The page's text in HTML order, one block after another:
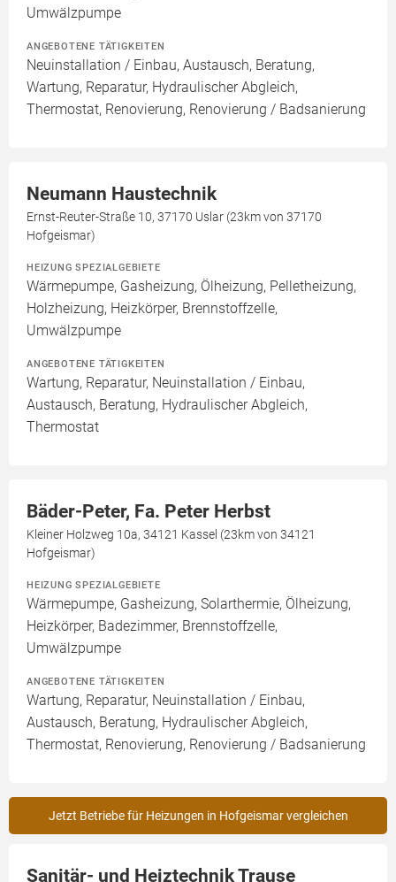
Umwälzpumpe
ANGEBOTENE TÄTIGKEITEN
Neuinstallation / Einbau, Austausch, Beratung,
Wartung, Reparatur, Hydraulischer Abgleich,
Thermostat, Renovierung, Renovierung / Badsanierung
Neumann Haustechnik
Ernst-Reuter-Straße 10, 37170 Uslar (23km von 37170
Hofgeismar)
HEIZUNG SPEZIALGEBIETE
Wärmepumpe, Gasheizung, Ölheizung, Pelletheizung,
Holzheizung, Heizkörper, Brennstoffzelle,
Umwälzpumpe
ANGEBOTENE TÄTIGKEITEN
Wartung, Reparatur, Neuinstallation / Einbau,
Austausch, Beratung, Hydraulischer Abgleich,
Thermostat
Bäder-Peter, Fa. Peter Herbst
Kleiner Holzweg 10a, 34121 Kassel (23km von 34121
Hofgeismar)
HEIZUNG SPEZIALGEBIETE
Wärmepumpe, Gasheizung, Solarthermie, Ölheizung,
Heizkörper, Badezimmer, Brennstoffzelle,
Umwälzpumpe
ANGEBOTENE TÄTIGKEITEN
Wartung, Reparatur, Neuinstallation / Einbau,
Austausch, Beratung, Hydraulischer Abgleich,
Thermostat, Renovierung, Renovierung / Badsanierung
Jetzt Betriebe für Heizungen in Hofgeismar vergleichen
Sanitär- und Heiztechnik Trause